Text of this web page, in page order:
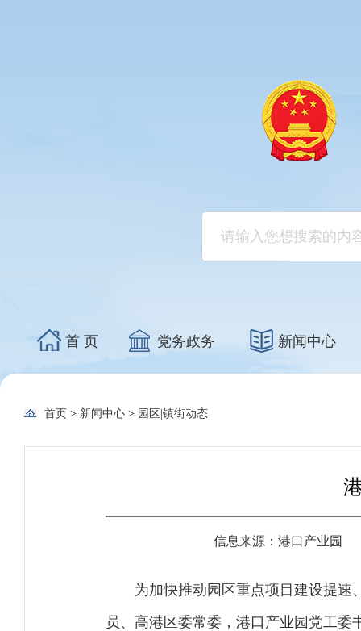
首 页 党务政务 新闻中心
首页 > 新闻中心 > 园区|镇街动态
信息来源：港口产业园
为加快推动园区重点项目建设提速
员、高港区委常委，港口产业园党工